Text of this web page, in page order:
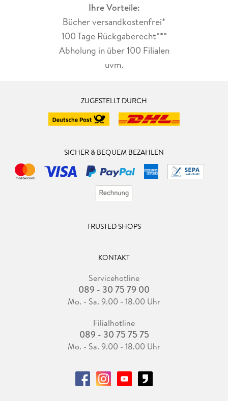
Ihre Vorteile:
Bücher versandkostenfrei*
100 Tage Rückgaberecht***
Abholung in über 100 Filialen
uvm.
ZUGESTELLT DURCH
SICHER & BEQUEM BEZAHLEN
TRUSTED SHOPS
KONTAKT
Servicehotline
089 - 30 75 79 00
Mo. - Sa. 9.00 - 18.00 Uhr
Filialhotline
089 - 30 75 75 75
Mo. - Sa. 9.00 - 18.00 Uhr